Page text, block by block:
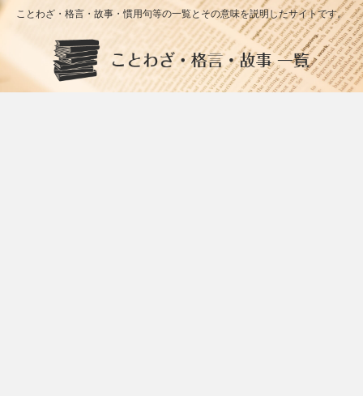
ことわざ・格言・故事・慣用句等の一覧とその意味を説明したサイトです。